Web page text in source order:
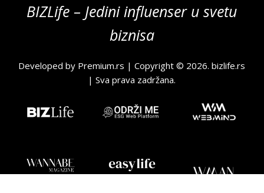
BIZLife – Jedini influenser u svetu
biznisa
Developed by Premium.rs | Copyright © 2026.bizlife.rs
| Sva prava zadržana.